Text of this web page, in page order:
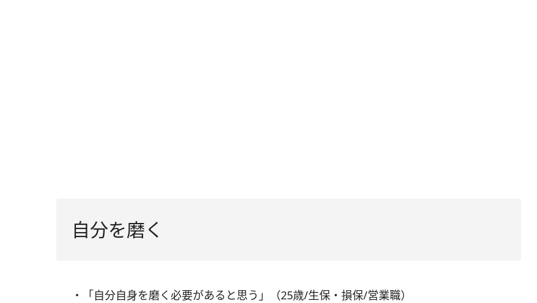
自分を磨く
・「自分自身を磨く必要があると思う」（25歳/生保・損保/営業職）